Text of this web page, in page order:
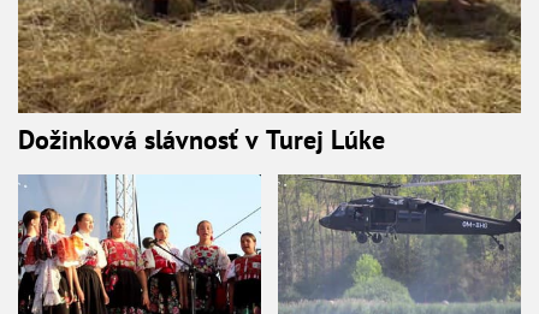
Dožinková slávnosť v Turej Lúke